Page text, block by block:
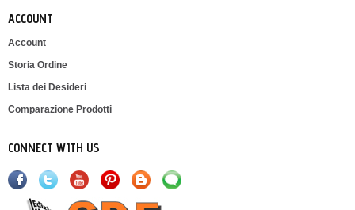
ACCOUNT
Account
Storia Ordine
Lista dei Desideri
Comparazione Prodotti
CONNECT WITH US